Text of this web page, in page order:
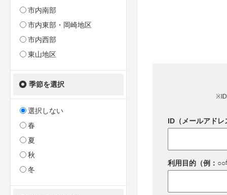
市内南部
市内東部・岡崎地区
市内西部
東山地区
季節を選択
選択しない
春
夏
秋
冬
※ID
ID（メールアドレ
利用目的（例：